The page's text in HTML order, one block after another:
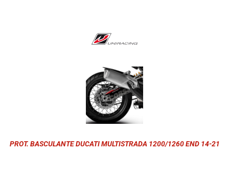
PROT. BASCULANTE DUCATI MULTISTRADA 1200/1260 END 14-21